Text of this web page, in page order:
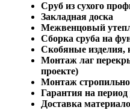
Сруб из сухого
Закладная доска
Межвенцовый
Сборка сруба на
Скобяные изделия,
Монтаж лаг
проекте)
Монтаж
Гарантия на период
Доставка